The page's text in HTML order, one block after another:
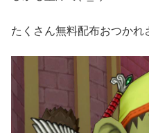
たくさん無料配布おつかれ